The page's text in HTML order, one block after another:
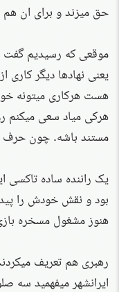
حق میزند و برای ان هم
موقعی که رسیدیم گفت
یعنی نهادها دیگر کاری
هست هرکاری میتونه
هرکی میاد سعی میکنم
مستند باشه. چون حرف
یک راننده ساده تاکسی
بود و نقش خودش را
هنوز مشغول مسخره
رهبری هم تعریف
ایرانشهر میفهمید سه